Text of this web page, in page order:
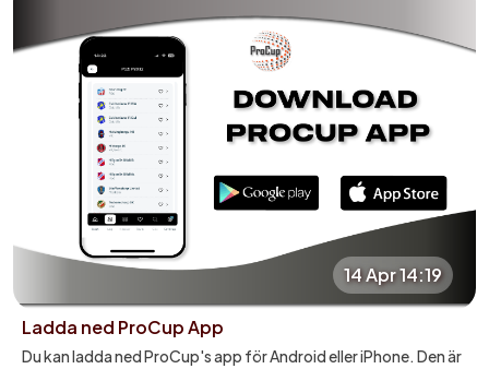
14 Apr 14:19
Ladda ned ProCup App
Du kan ladda ned ProCup's app för Android eller iPhone. Den är